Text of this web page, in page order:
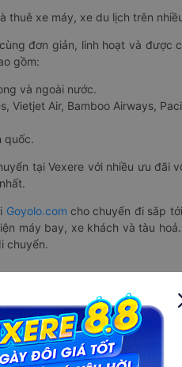
thuê xe máy, xe du lịch trên
đơn giản, linh hoạt và được
gồm:
và ngoài nước.
Vietjet Air, Bamboo Airways,
quốc.
tại Vexere với nhiều ưu đãi
Goyolo.com cho chuyến đi sắp
máy bay, xe khách và tàu
chuyển.
Ứng dụng đặt vé
Vexere - ứng dụng